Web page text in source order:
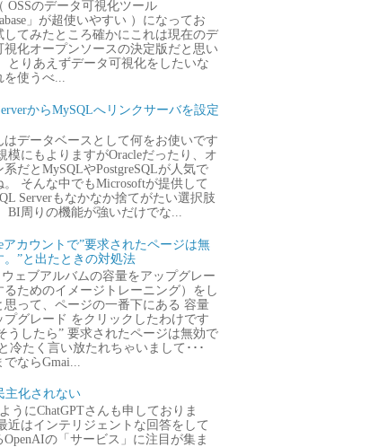
OSSのデータ可視化ツール
」が超使いやすい ）になってお
してみたところ確かにこれは現在のデ
視化オープンソースの決定版だと思い
とりあえずデータ可視化をしたいな
を使うべ...
からMySQLへリンクサーバを設定
はデータベースとして何をお使いです
模にもよりますがOracleだったり、オ
系だとMySQLやPostgreSQLが人気で
。 そんな中でもMicrosoftが提供して
Serverもなかなか捨てがたい選択肢
BI周りの機能が強いだけでな...
アカウントで”要求されたページは無
。”と出たときの対処法
ウェブアルバムの容量をアップグレー
るためのイメージトレーニング）をし
思って、ページの一番下にある 容量
プグレード をクリックしたわけです
うしたら” 要求されたページは無効で
冷たく言い放たれちゃいまして･･･
でならGmai...
主化されない
うにChatGPTさんも申しておりま
近はインテリジェントな回答をして
OpenAIの「サービス」に注目が集ま